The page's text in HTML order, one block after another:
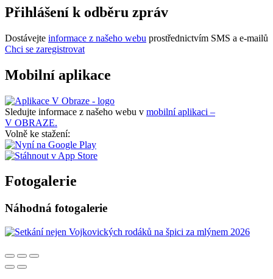
Přihlášení k odběru zpráv
Dostávejte informace z našeho webu prostřednictvím SMS a e-mailů
Chci se zaregistrovat
Mobilní aplikace
Sledujte informace z našeho webu v mobilní aplikaci –
V OBRAZE.
Volně ke stažení:
Fotogalerie
Náhodná fotogalerie